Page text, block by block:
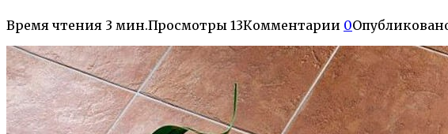
Время чтения 3 мин.Просмотры 13Комментарии 0